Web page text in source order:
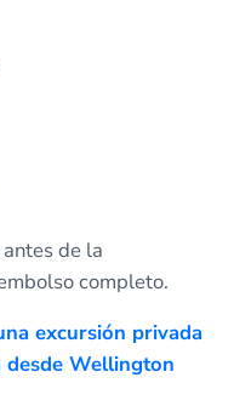
de la
completo.
excursión privada
Wellington